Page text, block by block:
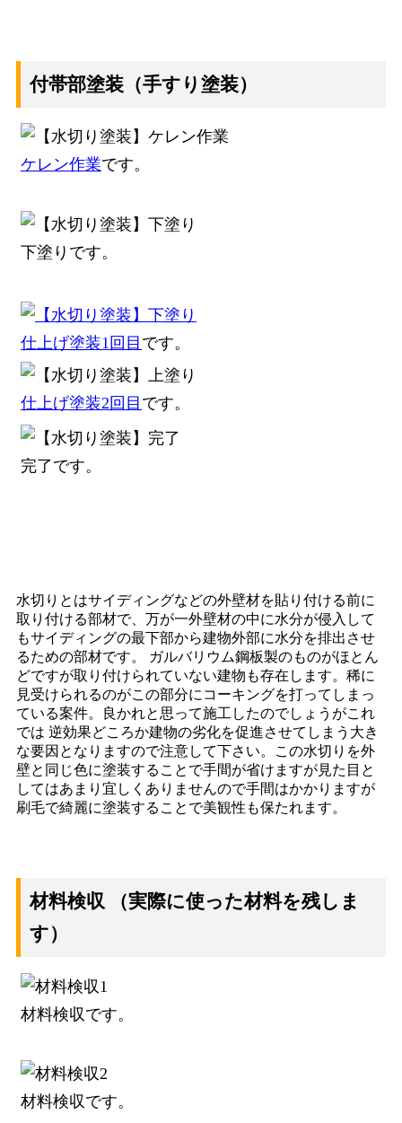
付帯部塗装（手すり塗装）
ケレン作業です。
下塗りです。
仕上げ塗装1回目 です。
仕上げ塗装2回目 です。
完了です。
水切りとはサイディングなどの外壁材を貼り付ける前に
取り付ける部材で、万が一外壁材の中に水分が侵入して
もサイディングの最下部から建物外部に水分を排出させ
るための部材です。 ガルバリウム鋼板製のものがほとん
どですが取り付けられていない建物も存在します。稀に
見受けられるのがこの部分にコーキングを打ってしまっ
ている案件。良かれと思って施工したのでしょうがこれ
では 逆効果どころか建物の劣化を促進させてしまう大き
な要因となりますので注意して下さい。この水切りを外
壁と同じ色に塗装することで手間が省けますが見た目と
してはあまり宜しくありませんので手間はかかりますが
刷毛で綺麗に塗装することで美観性も保たれます。
材料検収 （実際に使った材料を残しま
す）
材料検収です。
材料検収です。